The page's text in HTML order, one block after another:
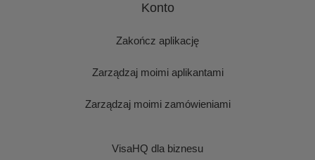
Konto
Zakończ aplikację
Zarządzaj moimi aplikantami
Zarządzaj moimi zamówieniami
VisaHQ dla biznesu